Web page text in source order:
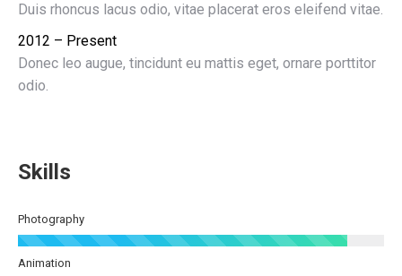
Duis rhoncus lacus odio, vitae placerat eros eleifend vitae.
2012 – Present
Donec leo augue, tincidunt eu mattis eget, ornare porttitor
odio.
Skills
Photography
Animation